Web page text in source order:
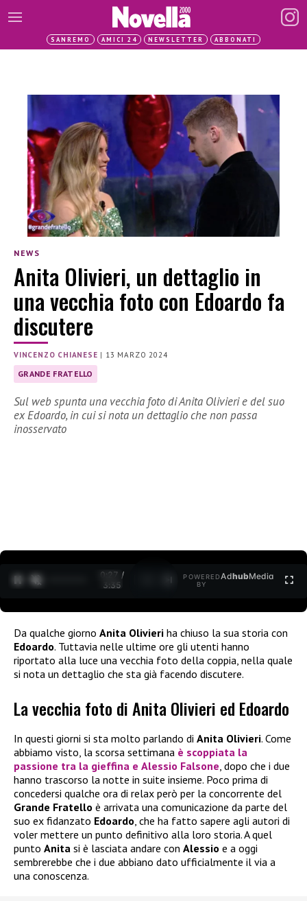
SANREMO AMICI 24 NEWSLETTER ABBONATI
NEWS
Anita Olivieri, un dettaglio in
una vecchia foto con Edoardo fa
discutere
VINCENZO CHIANESE | 13 MARZO 2024
GRANDE FRATELLO
Sul web spunta una vecchia foto di Anita Olivieri e del suo
ex Edoardo, in cui si nota un dettaglio che non passa
inosservato
0:28 /
3:35
POWERED
BY
AdhubMedia
Da qualche giorno Anita Olivieri ha chiuso la sua storia con
Edoardo. Tuttavia nelle ultime ore gli utenti hanno
riportato alla luce una vecchia foto della coppia, nella quale
si nota un dettaglio che sta già facendo discutere.
La vecchia foto di Anita Olivieri ed Edoardo
In questi giorni si sta molto parlando di Anita Olivieri. Come
abbiamo visto, la scorsa settimana è scoppiata la
passione tra la gieffina e Alessio Falsone, dopo che i due
hanno trascorso la notte in suite insieme. Poco prima di
concedersi qualche ora di relax però per la concorrente del
Grande Fratello è arrivata una comunicazione da parte del
suo ex fidanzato Edoardo, che ha fatto sapere agli autori di
voler mettere un punto definitivo alla loro storia. A quel
punto Anita si è lasciata andare con Alessio e a oggi
sembrerebbe che i due abbiano dato ufficialmente il via a
una conoscenza.